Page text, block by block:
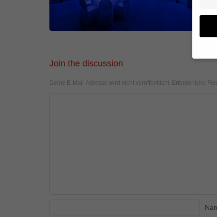
Join the discussion
Deine E-Mail-Adresse wird nicht veröffentlicht. Erforderliche